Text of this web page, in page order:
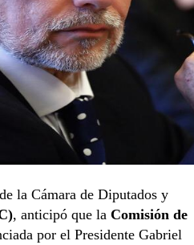
la Cámara de Diputados y
, anticipó que la Comisión de
por el Presidente Gabriel